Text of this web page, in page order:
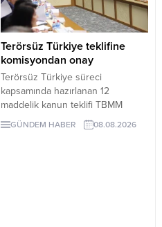
Terörsüz Türkiye teklifine
komisyondan onay
Terörsüz Türkiye süreci
kapsamında hazırlanan 12
maddelik kanun teklifi TBMM
Adalet Komisyonunda kabul edildi.
Teklif 5 ve 10 yıllık erteleme
GÜNDEM HABER 08.08.2026